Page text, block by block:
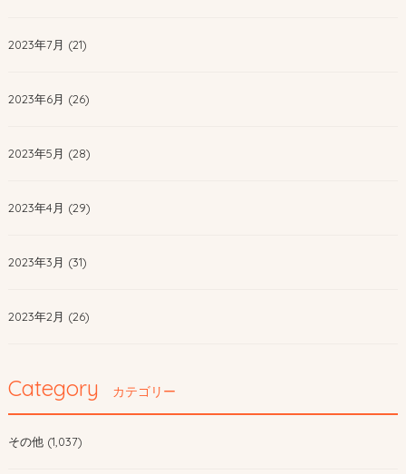
2023年7月 (21)
2023年6月 (26)
2023年5月 (28)
2023年4月 (29)
2023年3月 (31)
2023年2月 (26)
Category カテゴリー
その他 (1,037)